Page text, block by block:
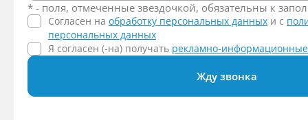
* - поля, отмеченные звездочкой, обязательны к
Согласен на обработку персональных данных и c
персональных данных
Я согласен (-на) получать рекламно-
Жду звонка